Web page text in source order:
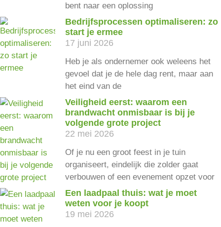
bent naar een oplossing
Bedrijfsprocessen optimaliseren: zo
start je ermee
17 juni 2026
Heb je als ondernemer ook weleens het
gevoel dat je de hele dag rent, maar aan
het eind van de
Veiligheid eerst: waarom een
brandwacht onmisbaar is bij je
volgende grote project
22 mei 2026
Of je nu een groot feest in je tuin
organiseert, eindelijk die zolder gaat
verbouwen of een evenement opzet voor
Een laadpaal thuis: wat je moet
weten voor je koopt
19 mei 2026